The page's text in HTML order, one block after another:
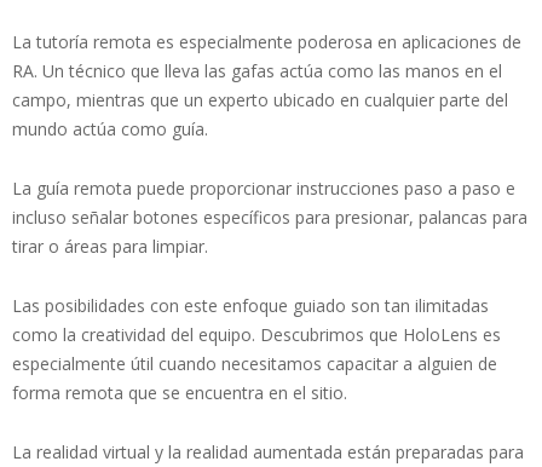
La tutoría remota es especialmente poderosa en aplicaciones de
RA. Un técnico que lleva las gafas actúa como las manos en el
campo, mientras que un experto ubicado en cualquier parte del
mundo actúa como guía.
La guía remota puede proporcionar instrucciones paso a paso e
incluso señalar botones específicos para presionar, palancas para
tirar o áreas para limpiar.
Las posibilidades con este enfoque guiado son tan ilimitadas
como la creatividad del equipo. Descubrimos que HoloLens es
especialmente útil cuando necesitamos capacitar a alguien de
forma remota que se encuentra en el sitio.
La realidad virtual y la realidad aumentada están preparadas para